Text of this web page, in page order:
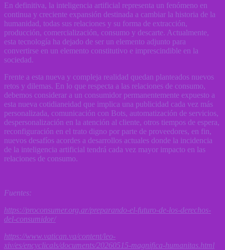
En definitiva, la inteligencia artificial representa un fenómeno en
continua y creciente expansión destinada a cambiar la historia de la
humanidad, todas sus relaciones y su forma de extracción,
producción, comercialización, consumo y descarte. Actualmente,
esta tecnología ha dejado de ser un elemento adjunto para
convertirse en un elemento constitutivo e imprescindible en la
sociedad.
Frente a esta nueva y compleja realidad quedan planteados nuevos
retos y dilemas. En lo que respecta a las relaciones de consumo,
debemos considerar a un consumidor permanentemente expuesto a
esta nueva cotidianeidad que implica una publicidad cada vez más
personalizada, comunicación con Bots, automatización de servicios,
despersonalización en la atención al cliente, otros tiempos de espera,
reconfiguración en el trato digno por parte de proveedores, en fin,
nuevos desafíos acordes a desarrollos actuales donde la incidencia
de la inteligencia artificial tendrá cada vez mayor impacto en las
relaciones de consumo.
Fuentes:
https://proconsumer.org.ar/preparando-el-futuro-de-los-derechos-
del-consumidor/
https://www.vatican.va/content/leo-
xiv/es/encyclicals/documents/20260515-magnifica-humanitas.html